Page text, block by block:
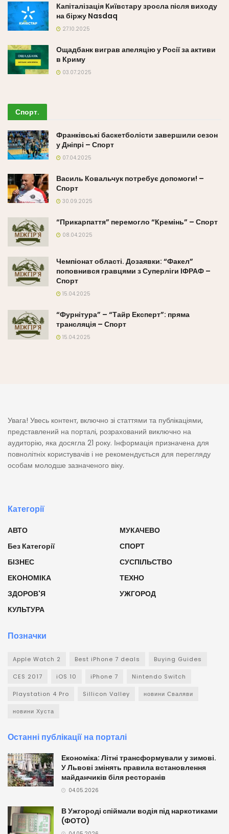
Капіталізація Київстару зросла після виходу
на біржу Nasdaq
27.10.2025
Ощадбанк виграв апеляцію у Росії за активи
в Криму
03.07.2025
Спорт.
Франківські баскетболісти завершили сезон
у Дніпрі – Спорт
07.04.2025
Василь Ковальчук потребує допомоги! –
Спорт
30.09.2025
“Прикарпаття” перемогло “Кремінь” – Спорт
08.04.2025
Чемпіонат області. Дозаявки: “Факел”
поповнився гравцями з Суперліги ІФРАФ –
Спорт
15.04.2025
“Фурнітура” – “Тайр Експерт”: пряма
трансляція – Спорт
15.04.2025
Увага! Увесь контент, включно зі статтями та публікаціями,
представлений на порталі, розрахований виключно на
аудиторію, яка досягла 21 року. Інформація призначена для
повнолітніх користувачів і не рекомендується для перегляду
особам молодше зазначеного віку.
Категорії
АВТО
Без Категорії
БІЗНЕС
ЕКОНОМІКА
ЗДОРОВ'Я
КУЛЬТУРА
МУКАЧЕВО
СПОРТ
СУСПІЛЬСТВО
ТЕХНО
УЖГОРОД
Позначки
Apple Watch 2 Best iPhone 7 deals Buying Guides
CES 2017 iOS 10 iPhone 7 Nintendo Switch
Playstation 4 Pro Sillicon Valley новини Сваляви
новини Хуста
Останні публікації на порталі
Економіка: Літні трансформували у зимові.
У Львові змінять правила встановлення
майданчиків біля ресторанів
04.05.2026
В Ужгороді спіймали водія під наркотиками
(ФОТО)